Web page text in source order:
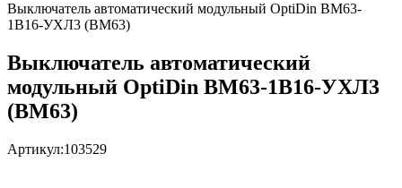
Выключатель автоматический модульный OptiDin BM63-
1B16-УХЛ3 (ВМ63)
Выключатель автоматический
модульный OptiDin BM63-1B16-УХЛ3
(ВМ63)
Артикул:103529